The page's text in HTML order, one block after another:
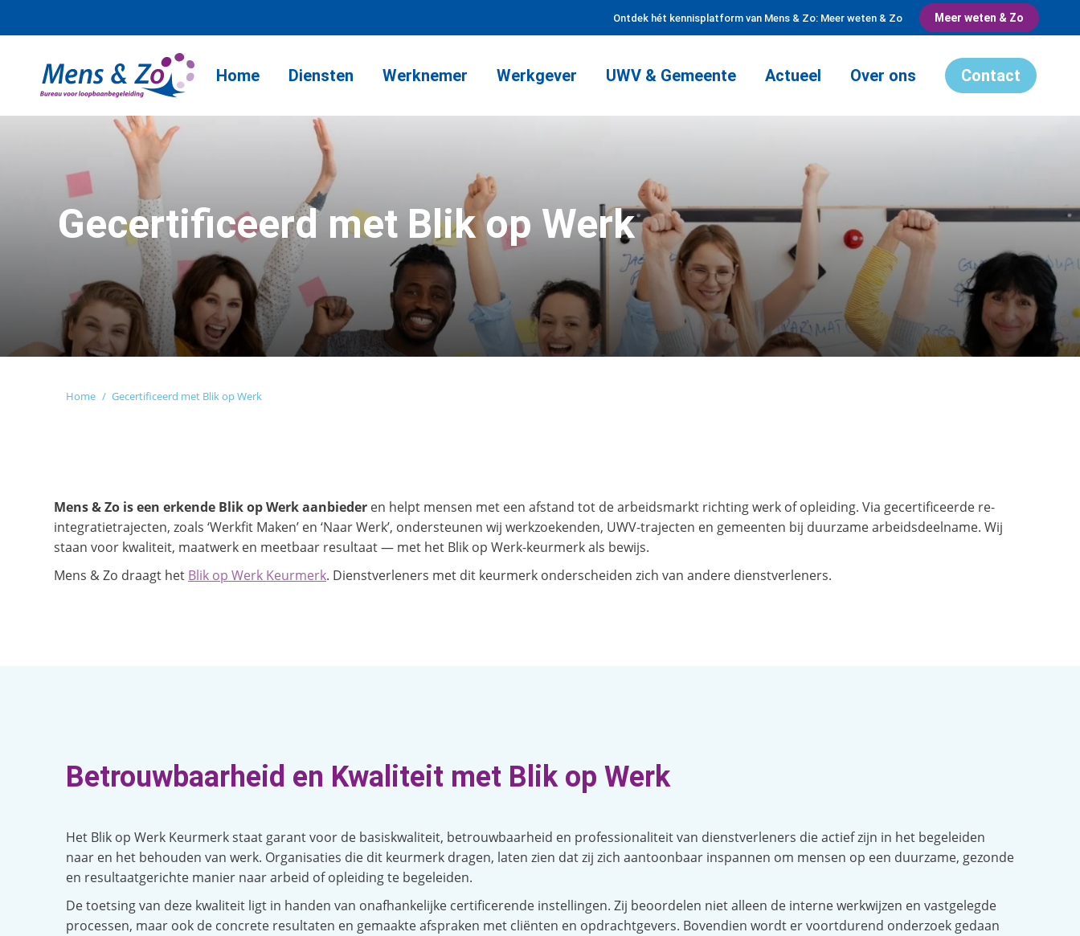
Ontdek hét kennisplatform van Mens & Zo: Meer weten & Zo Meer weten & Zo
Home Diensten Werknemer Werkgever UWV & Gemeente Actueel Over ons Contact
Gecertificeerd met Blik op Werk
Home Gecertificeerd met Blik op Werk
Mens & Zo is een erkende Blik op Werk aanbieder en helpt mensen met een afstand tot de arbeidsmarkt richting werk of opleiding. Via gecertificeerde re-
integratietrajecten, zoals ‘Werkfit Maken’ en ‘Naar Werk’, ondersteunen wij werkzoekenden, UWV-trajecten en gemeenten bij duurzame arbeidsdeelname. Wij
staan voor kwaliteit, maatwerk en meetbaar resultaat — met het Blik op Werk-keurmerk als bewijs.
Mens & Zo draagt het Blik op Werk Keurmerk. Dienstverleners met dit keurmerk onderscheiden zich van andere dienstverleners.
Betrouwbaarheid en Kwaliteit met Blik op Werk
Het Blik op Werk Keurmerk staat garant voor de basiskwaliteit, betrouwbaarheid en professionaliteit van dienstverleners die actief zijn in het begeleiden
naar en het behouden van werk. Organisaties die dit keurmerk dragen, laten zien dat zij zich aantoonbaar inspannen om mensen op een duurzame, gezonde
en resultaatgerichte manier naar arbeid of opleiding te begeleiden.
De toetsing van deze kwaliteit ligt in handen van onafhankelijke certificerende instellingen. Zij beoordelen niet alleen de interne werkwijzen en vastgelegde
processen, maar ook de concrete resultaten en gemaakte afspraken met cliënten en opdrachtgevers. Bovendien wordt er voortdurend onderzoek gedaan